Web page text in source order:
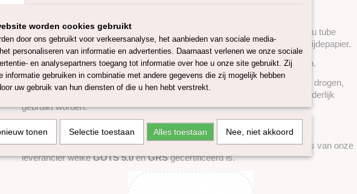
De afmetingen zijn ongeveer 25 x 25 cm en je kunt er mee spinnen (op you tube
staan filmpjes hoe je dit het beste kunt doen) natvilten en het maken van zijdepapier.
Deze hankies zijn in 28 andere kleuren én in 1 natuurlijke kleur te bestellen.
Hankies zijn hele dunne vliezen die op een frame getrokken worden om te drogen,
de hankies kunnen heel voorzichtig van elkaar afgehaald worden en afzonderlijk
gebruikt worden.
De hankies zijn verpakt per ca 10 gram.
Het verven voldoet aanOeko-Tex Standard 100
en gebeurt in het verfhuis van onze
leverancier welkeGOTS 5.0enGRSgecertificeerd is.
worden cookies gebruikt
door ons gebruikt voor verkeersanalyse, het aanbieden van sociale media-
personaliseren van informatie en advertenties. Daarnaast verlenen we onze sociale
en analysepartners toegang tot informatie over hoe u onze site gebruikt. Zij
informatie gebruiken in combinatie met andere gegevens die zij mogelijk hebben
uw gebruik van hun diensten of die u hen hebt verstrekt.
tonen Selectie toestaan Alles toestaan Nee, niet akkoord